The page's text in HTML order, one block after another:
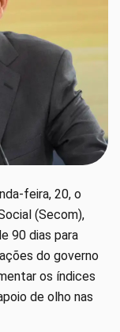
feira, 20, o
(Secom),
90 dias para
do governo
os índices
de olho nas